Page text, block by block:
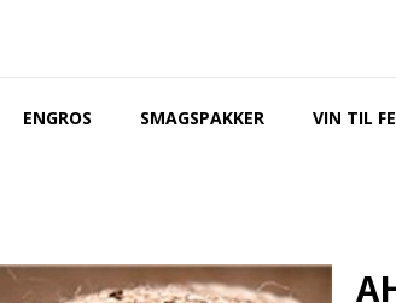
ENGROS SMAGSPAKKER VIN TIL